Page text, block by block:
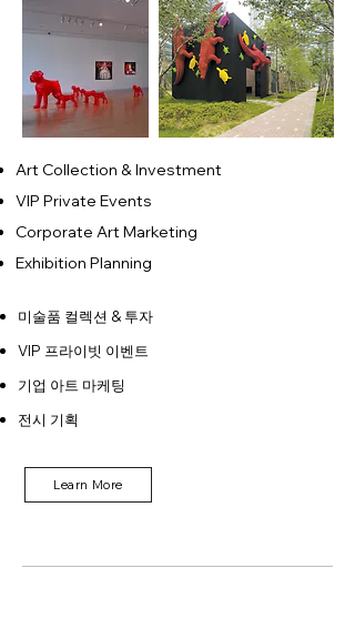
Art Collection & Investment
VIP Private Events
Corporate Art Marketing
Exhibition Planning
미술품 컬렉션 & 투자
VIP 프라이빗 이벤트
기업 아트 마케팅
​전시 기획
Learn More